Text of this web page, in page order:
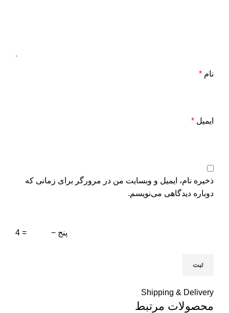
نام *
ایمیل *
ذخیره نام، ایمیل و وبسایت من در مرورگر برای زمانی که
دوباره دیدگاهی می‌نویسم.
پنج − = 4
Shipping & Delivery
محصولات مرتبط